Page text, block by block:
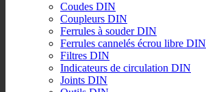
Coudes DIN
Coupleurs DIN
Ferrules à souder DIN
Ferrules cannelés écrou libre DIN
Filtres DIN
Indicateurs de circulation DIN
Joints DIN